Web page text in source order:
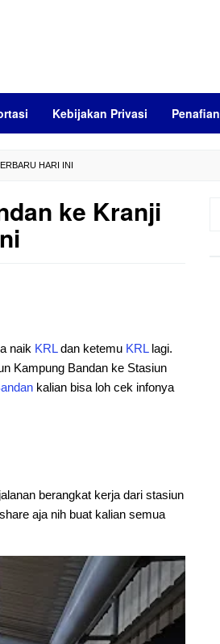
Kebijakan Privasi Penafian
HARI INI
ke Kranji
naik KRLdan ketemu KRLlagi.
Kampung Bandan ke Stasiun
kalian bisa loh cek infonya
berangkat kerja dari stasiun
aja nih buat kalian semua